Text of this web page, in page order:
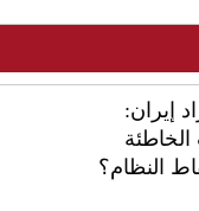
إيران:
النظام؟